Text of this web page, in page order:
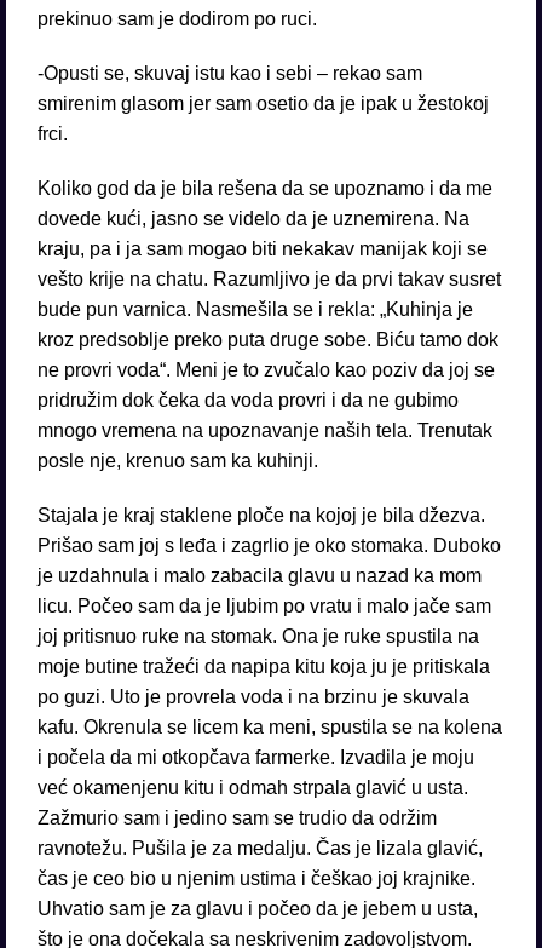
prekinuo sam je dodirom po ruci.
-Opusti se, skuvaj istu kao i sebi – rekao sam
smirenim glasom jer sam osetio da je ipak u žestokoj
frci.
Koliko god da je bila rešena da se upoznamo i da me
dovede kući, jasno se videlo da je uznemirena. Na
kraju, pa i ja sam mogao biti nekakav manijak koji se
vešto krije na chatu. Razumljivo je da prvi takav susret
bude pun varnica. Nasmešila se i rekla: „Kuhinja je
kroz predsoblje preko puta druge sobe. Biću tamo dok
ne provri voda“. Meni je to zvučalo kao poziv da joj se
pridružim dok čeka da voda provri i da ne gubimo
mnogo vremena na upoznavanje naših tela. Trenutak
posle nje, krenuo sam ka kuhinji.
Stajala je kraj staklene ploče na kojoj je bila džezva.
Prišao sam joj s leđa i zagrlio je oko stomaka. Duboko
je uzdahnula i malo zabacila glavu u nazad ka mom
licu. Počeo sam da je ljubim po vratu i malo jače sam
joj pritisnuo ruke na stomak. Ona je ruke spustila na
moje butine tražeći da napipa kitu koja ju je pritiskala
po guzi. Uto je provrela voda i na brzinu je skuvala
kafu. Okrenula se licem ka meni, spustila se na kolena
i počela da mi otkopčava farmerke. Izvadila je moju
već okamenjenu kitu i odmah strpala glavić u usta.
Zažmurio sam i jedino sam se trudio da održim
ravnotežu. Pušila je za medalju. Čas je lizala glavić,
čas je ceo bio u njenim ustima i češkao joj krajnike.
Uhvatio sam je za glavu i počeo da je jebem u usta,
što je ona dočekala sa neskrivenim zadovoljstvom.